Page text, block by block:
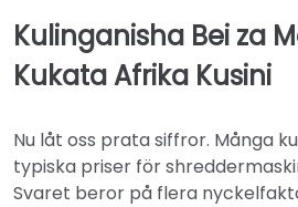
Kulinganisha Bei za
Kukata Afrika Kusini
Nu låt oss prata siffror. Många
typiska priser för
Svaret beror på flera